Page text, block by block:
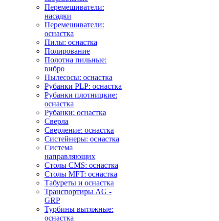
Перемешиватели:
насадки
Перемешиватели:
оснастка
Пилы: оснастка
Полирование
Полотна пильные:
вибро
Пылесосы: оснастка
Рубанки PLP: оснастка
Рубанки плотницкие:
оснастка
Рубанки: оснастка
Сверла
Сверление: оснастка
Систейнеры: оснастка
Система
направляющих
Столы CMS: оснастка
Столы MFT: оснастка
Табуреты и оснастка
Транспортиры AG -
GRP
Турбины вытяжные:
оснастка